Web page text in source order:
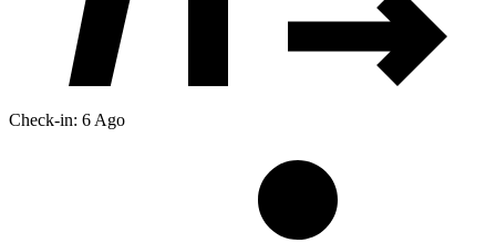
Check-in: 6 Ago